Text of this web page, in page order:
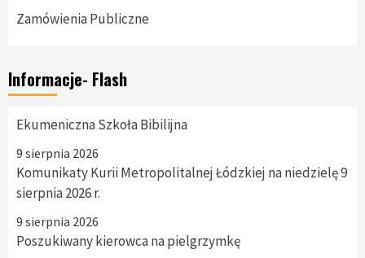
Zamówienia Publiczne
Informacje- Flash
Ekumeniczna Szkoła Bibilijna
9 sierpnia 2026
Komunikaty Kurii Metropolitalnej Łódzkiej na niedzielę 9
sierpnia 2026 r.
9 sierpnia 2026
Poszukiwany kierowca na pielgrzymkę